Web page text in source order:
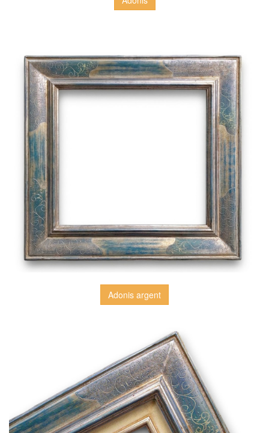
Adonis argent